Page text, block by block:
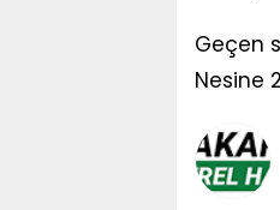
Geçen
Nesine